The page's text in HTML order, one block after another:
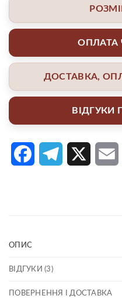
ОПЛАТА
ДОСТАВКА,
ВІДГУКИ
FacebookTelegram
ОПИС
ВІДГУКИ (3)
ПОВЕРНЕННЯ І ДОСТАВКА